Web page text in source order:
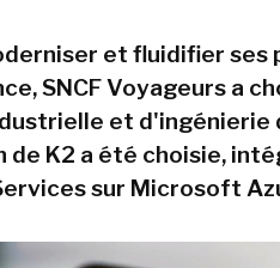
et fluidifier ses
SNCF Voyageurs a
et d'ingénierie
de K2 a été choisie,
sur Microsoft